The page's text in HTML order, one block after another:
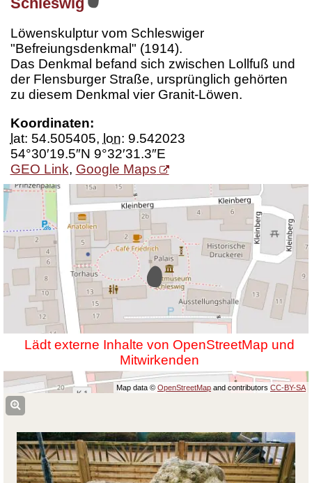
Löwenskulptur vom Schleswiger
"Befreiungsdenkmal" (1914).
Das Denkmal befand sich zwischen Lollfuß und
der Flensburger Straße, ursprünglich gehörten
zu diesem Denkmal vier Granit-Löwen.
Koordinaten:
lat: 54.505405, lon: 9.542023
54°30′19.5″N 9°32′31.3″E
GEO Link, Google Maps
Map data © OpenStreetMap and contributors CC-BY-SA
Lädt externe Inhalte von OpenStreetMap und
Mitwirkenden